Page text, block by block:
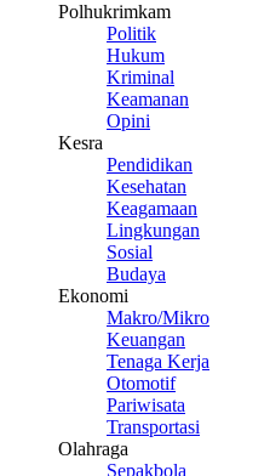
Polhukrimkam
Politik
Hukum
Kriminal
Keamanan
Opini
Kesra
Pendidikan
Kesehatan
Keagamaan
Lingkungan
Sosial
Budaya
Ekonomi
Makro/Mikro
Keuangan
Tenaga Kerja
Otomotif
Pariwisata
Transportasi
Olahraga
Sepakbola